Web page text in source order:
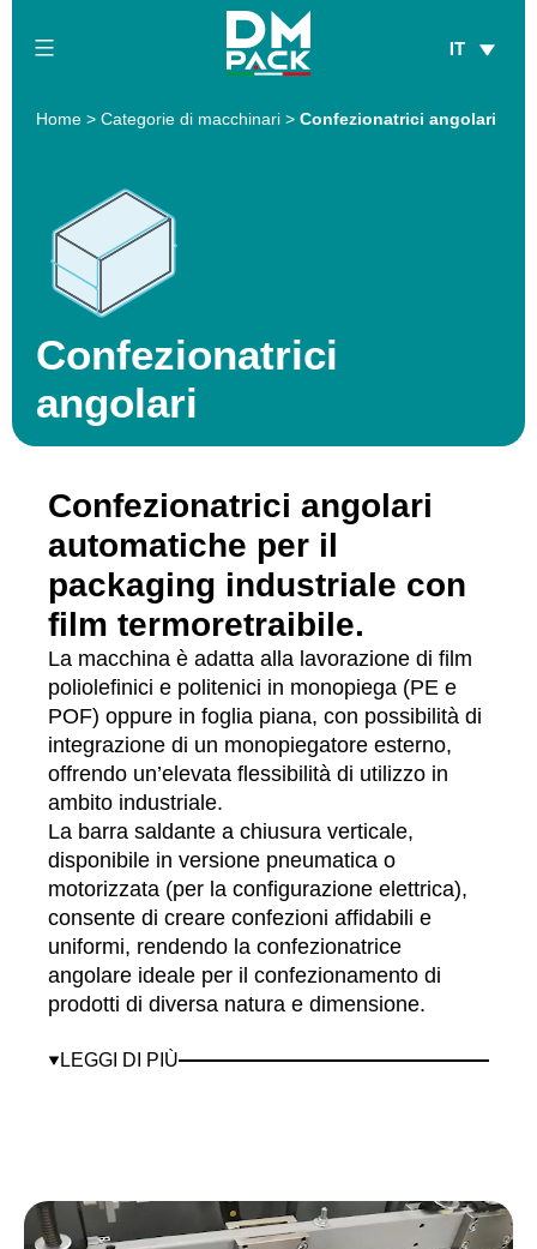
DM
IT
Home > Categorie di macchinari > Confezionatrici angolari
Confezionatrici
angolari
Confezionatrici angolari
automatiche per il
packaging industriale con
film termoretraibile.
La macchina è adatta alla lavorazione di film
poliolefinici e politenici in monopiega (PE e
POF) oppure in foglia piana, con possibilità di
integrazione di un monopiegatore esterno,
offrendo un’elevata flessibilità di utilizzo in
ambito industriale.
La barra saldante a chiusura verticale,
disponibile in versione pneumatica o
motorizzata (per la configurazione elettrica),
consente di creare confezioni affidabili e
uniformi, rendendo la confezionatrice
angolare ideale per il confezionamento di
prodotti di diversa natura e dimensione.
tunnel di termoretrazione, completando il ciclo
produttivi con spazi limitati.
Tutte le confezionatrici angolari DM Pack
LEGGI DI PIÙ